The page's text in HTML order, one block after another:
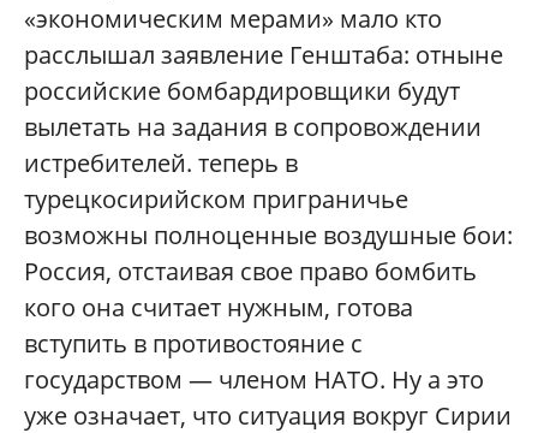
«экономическим мерами» мало кто
расслышал заявление Генштаба: отныне
российские бомбардировщики будут
вылетать на задания в сопровождении
истребителей. теперь в
турецкосирийском приграничье
возможны полноценные воздушные бои:
Россия, отстаивая свое право бомбить
кого она считает нужным, готова
вступить в противостояние с
государством — членом НАТО. Ну а это
уже означает, что ситуация вокруг Сирии